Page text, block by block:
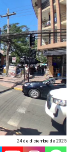
24 de diciembre de 2025